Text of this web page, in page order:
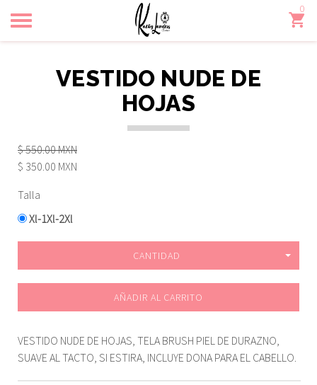
Toggle
navigation
0
VESTIDO NUDE DE
HOJAS
$ 550.00 MXN
$ 350.00 MXN
Talla
Xl-1Xl-2Xl
CANTIDAD
AÑADIR AL CARRITO
VESTIDO NUDE DE HOJAS, TELA BRUSH PIEL DE DURAZNO,
SUAVE AL TACTO, SI ESTIRA, INCLUYE DONA PARA EL CABELLO.